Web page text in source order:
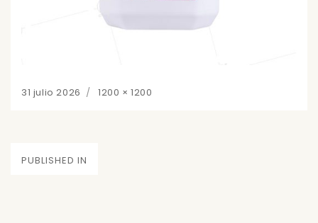
Posted
31 julio 2026
Full
1200 × 1200
Navegación
PUBLISHED IN